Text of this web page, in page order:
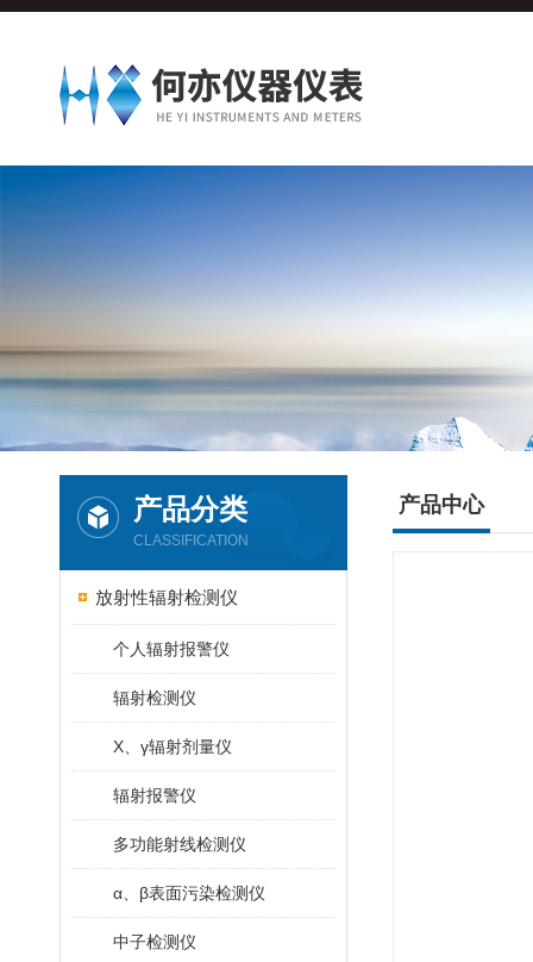
产品分类
CLASSIFICATION
放射性辐射检测仪
个人辐射报警仪
辐射检测仪
X、γ辐射剂量仪
辐射报警仪
多功能射线检测仪
α、β表面污染检测仪
中子检测仪
产品中心